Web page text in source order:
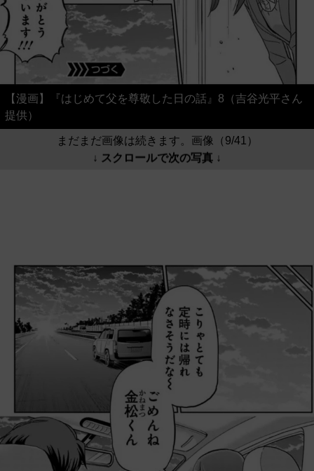
【漫画】『はじめて父を尊敬した日の話』8（吉谷光平さん
提供）
まだまだ画像は続きます。画像（9/41）
↓ スクロールで次の写真 ↓